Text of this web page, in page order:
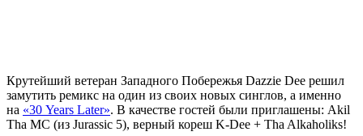
Крутейший ветеран Западного Побережья Dazzie Dee решил
замутить ремикс на один из своих новых синглов, а именно
на «30 Years Later». В качестве гостей были приглашены: Akil
Tha MC (из Jurassic 5), верный кореш K-Dee + Tha Alkaholiks!